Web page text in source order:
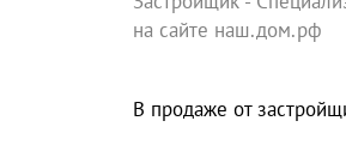
на сайте наш.дом.рф
В продаже от